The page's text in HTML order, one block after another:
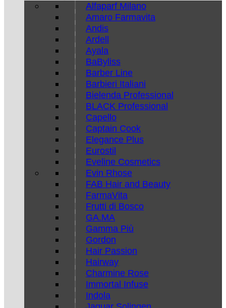
Alfaparf Milano
Amaro Farmavita
Andis
Ardell
Ayala
BaByliss
Barber Line
Barbieri Italiani
Bielenda Professional
BLACK Professional
Capello
Captain Cook
Elegance Plus
Eurostil
Eveline Cosmetics
Evin Rhose
FAB Hair and Beauty
FarmaVita
Frutti di Bosco
GA.MA
Gamma Più
Gordon
Hair Passion
Hairway
Charmine Rose
Immortal Infuse
Indola